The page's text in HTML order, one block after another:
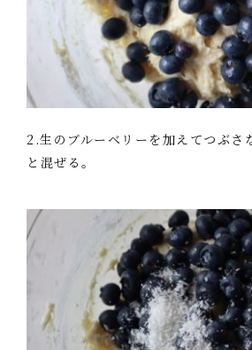
2.生のブルーベリーを加えてつぶさ
と混ぜる。